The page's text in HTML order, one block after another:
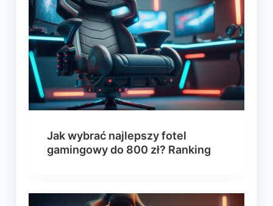
Jak wybrać najlepszy fotel
gamingowy do 800 zł? Ranking